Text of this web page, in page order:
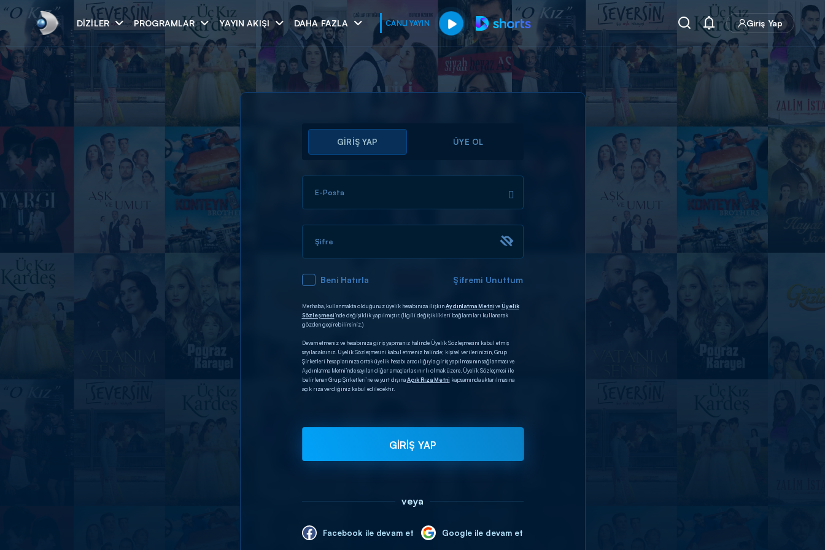
DIZILER PROGRAMLAR YAYIN AKIŞI DAHA FAZLA CANLI YAYIN Giriş Yap
Arama
ARAMA SONUÇLARI
GİRİŞ YAP ÜYE OL
E-Posta
Şifre
Beni Hatırla Şifremi Unuttum
Merhaba, kullanmakta olduğunuz üyelik hesabınıza ilişkinAydınlatma Metni veÜyelik
Sözleşmesi’nde değişiklik yapılmıştır. (İlgili değişiklikleri bağlantıları kullanarak
gözden geçirebilirsiniz.)
Devam etmeniz ve hesabınıza giriş yapmanız halinde Üyelik Sözleşmesini kabul etmiş
sayılacaksınız. Üyelik Sözleşmesini kabul etmeniz halinde; kişisel verilerinizin, Grup
Şirketleri hesaplarınıza ortak üyelik hesabı aracılığıyla giriş yapılmasının sağlanması ve
Aydınlatma Metni’nde sayılan diğer amaçlarla sınırlı olmak üzere, Üyelik Sözleşmesi ile
belirlenen Grup Şirketleri’ne ve yurt dışınaAçık Rıza Metni kapsamında aktarılmasına
açık rıza verdiğiniz kabul edilecektir.
GİRİŞ YAP
veya
Facebook ile devam et Google ile devam et